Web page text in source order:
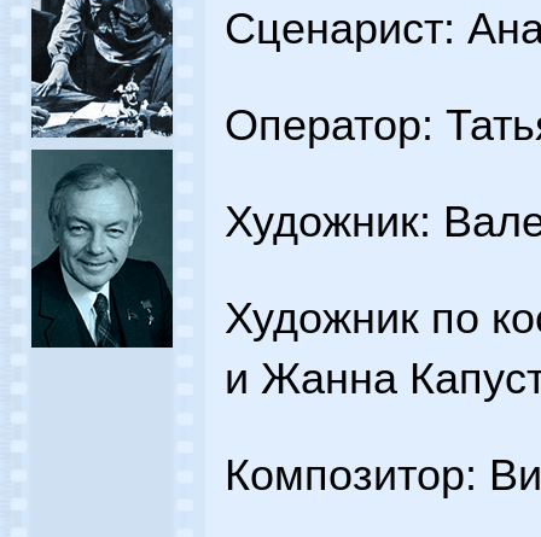
Сценарист:
Оператор:
Художник:
Художник по
и Жанна
Композитор: